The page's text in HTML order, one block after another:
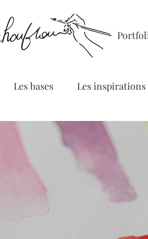
Les bases Les inspirations